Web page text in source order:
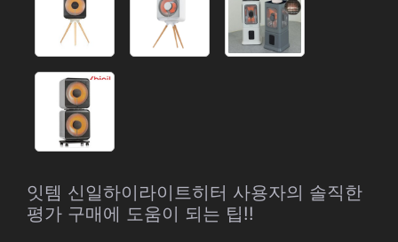
잇템 신일하이라이트히터 사용자의 솔직한
평가 구매에 도움이 되는 팁!!